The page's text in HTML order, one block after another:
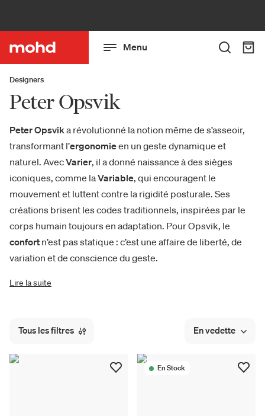
Menu
Designers
Peter Opsvik
Peter Opsvika révolutionné la notion même de s’asseoir,
transformant l’ergonomieen un geste dynamique et
naturel. AvecVarier, il a donné naissance à des sièges
iconiques, comme laVariable, qui encouragent le
mouvement et luttent contre la rigidité posturale. Ses
créations brisent les codes traditionnels, inspirées par le
corps humain toujours en adaptation. Pour Opsvik, le
confort n’est pas statique : c’est une affaire de liberté, de
variation et de conscience du geste.
Lire la suite
Tous les filtres En vedette
En Stock